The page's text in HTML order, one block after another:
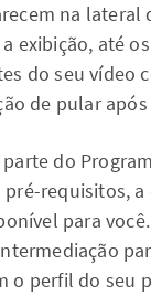
na lateral
exibição, até
do seu vídeo
de pular
do
requisitos, a
para
o perfil do seu